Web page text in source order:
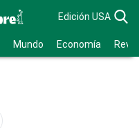
Edición USA
Mundo Economía